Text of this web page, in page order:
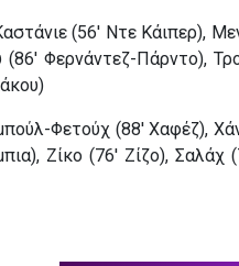
(56′ Ντε Κάιπερ),
(86′ Φερνάντεζ-Πάρντο),
Φετούχ (88′ Χαφέζ),
Ζίκο (76′ Ζίζο), Σαλάχ